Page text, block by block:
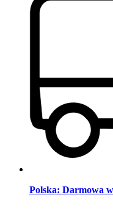
Polska: Darmowa